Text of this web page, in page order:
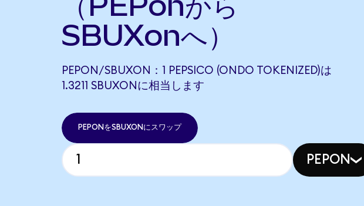
SBUXonへ）
PEPON/SBUXON：1 PEPSICO (ONDO TOKENIZED)は
1.3211 SBUXONに相当します
PEPONをSBUXONにスワップ
PEPON